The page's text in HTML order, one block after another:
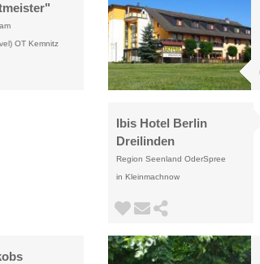
OT Kemnitz
Ibis Hotel Berlin
Dreilinden
Region Seenland OderSpree
in Kleinmachnow